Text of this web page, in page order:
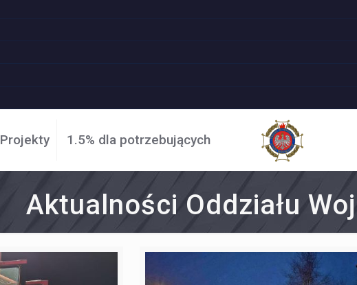
Projekty 1.5% dla potrzebujących
Aktualności Oddziału